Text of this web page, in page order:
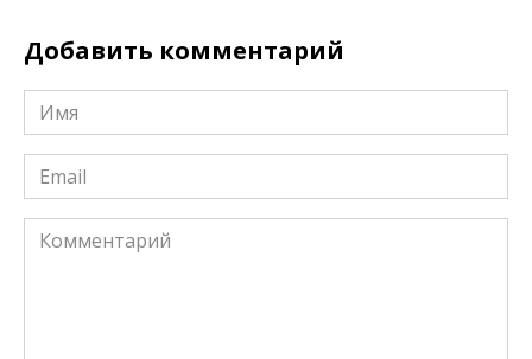
Добавить комментарий
Имя
*
Email
*
Комментарий